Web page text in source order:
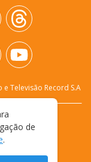
e Televisão Record S.A
de
.